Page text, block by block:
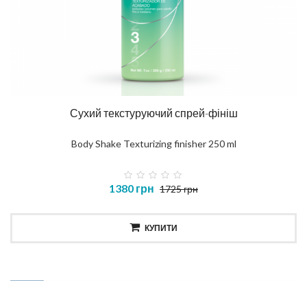
Сухий текстуруючий спрей-фініш
Body Shake Texturizing finisher 250 ml
1380 грн 1725 грн
КУПИТИ